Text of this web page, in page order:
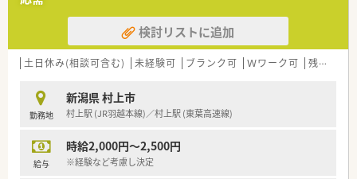
復職しても不安がないように面談を行うなど働く子育て層を
サポートしています。
最大2時間の短時間勤務が可能です。
■薬剤師育成制度が充実しています。
階層別の研修を用意しており、個々に合わせた教育サポートを
しています。
検討リストに追加
土日休み(相談可含む) 未経験可 ブランク可 Ｗワーク可 残業なし(ほぼなし含む)
勤務地
新潟県 村上市
村上駅 (JR羽越本線)／村上駅 (東葉高速線)
給与
時給2,000円～2,500円
※経験など考慮し決定